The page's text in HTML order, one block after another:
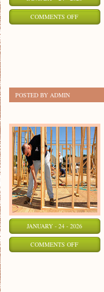
COMMENTS OFFON
POSTED BY ADMIN
JANUARY - 24 - 2026
COMMENTS OFFON